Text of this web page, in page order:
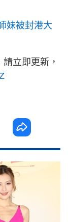
妹被封港大
立即更新，